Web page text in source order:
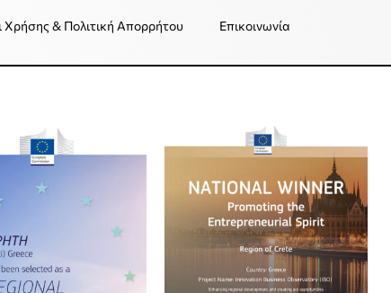
Χρήσης & Πολιτική Απορρήτου Επικοινωνία